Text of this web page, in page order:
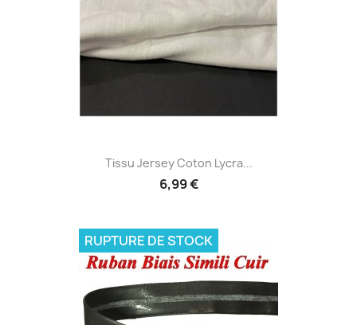
Tissu Jersey Coton Lycra...
6,99 €
RUPTURE DE STOCK